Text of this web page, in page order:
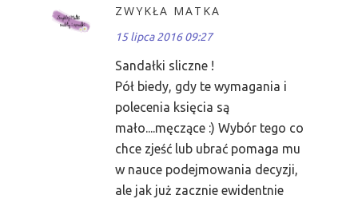
ZWYKŁA MATKA
15 lipca 2016 09:27
Sandałki sliczne !
Pół biedy, gdy te wymagania i
polecenia księcia są
mało....męczące :) Wybór tego co
chce zjeść lub ubrać pomaga mu
w nauce podejmowania decyzji,
ale jak już zacznie ewidentnie